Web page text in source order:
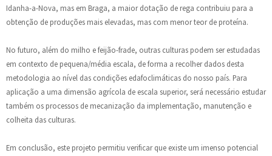
Idanha-a-Nova, mas em Braga, a maior dotação de rega contribuiu para a
obtenção de produções mais elevadas, mas com menor teor de proteína.
No futuro, além do milho e feijão-frade, outras culturas podem ser estudadas
em contexto de pequena/média escala, de forma a recolher dados desta
metodologia ao nível das condições edafoclimáticas do nosso país. Para
aplicação a uma dimensão agrícola de escala superior, será necessário estudar
também os processos de mecanização da implementação, manutenção e
colheita das culturas.
Em conclusão, este projeto permitiu verificar que existe um imenso potencial